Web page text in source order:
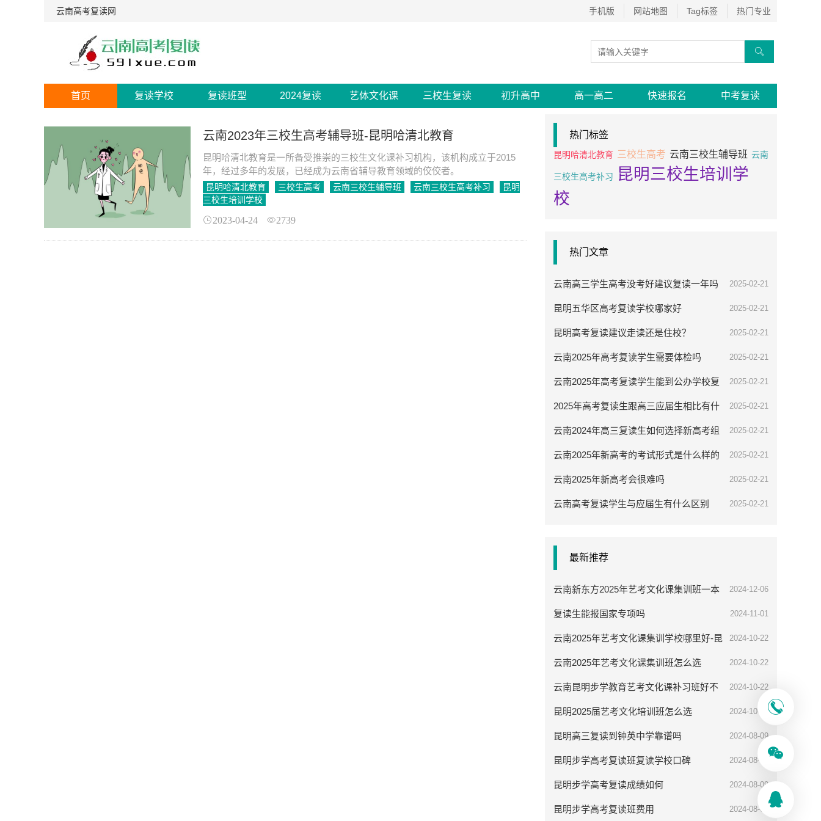
云南高考复读网 手机版 网站地图 Tag标签 热门专业

首页 复读学校 复读班型 2024复读 艺体文化课 三校生复读 初升高中 高一高二 快速报名 中考复读
云南2023年三校生高考辅导班-昆明哈清北教育
昆明哈清北教育是一所备受推崇的三校生文化课补习机构，该机构成立于2015
年，经过多年的发展，已经成为云南省辅导教育领域的佼佼者。
昆明哈清北教育 三校生高考 云南三校生辅导班 云南三校生高考补习
昆明
三校生培训学校
2023-04-24 2739
热门标签
昆明哈清北教育 三校生高考 云南三校生辅导班 云南
三校生高考补习
昆明三校生培训学
校
热门文章
云南高三学生高考没考好建议复读一年吗 2025-02-21
昆明五华区高考复读学校哪家好 2025-02-21
昆明高考复读建议走读还是住校？ 2025-02-21
云南2025年高考复读学生需要体检吗 2025-02-21
云南2025年高考复读学生能到公办学校复
读吗
2025-02-21
2025年高考复读生跟高三应届生相比有什
么优势
2025-02-21
云南2024年高三复读生如何选择新高考组
合
2025-02-21
云南2025年新高考的考试形式是什么样的 2025-02-21
云南2025年新高考会很难吗 2025-02-21
云南高考复读学生与应届生有什么区别 2025-02-21
最新推荐
云南新东方2025年艺考文化课集训班一本
率高吗
2024-12-06
复读生能报国家专项吗 2024-11-01
云南2025年艺考文化课集训学校哪里好-昆
明步学教育
2024-10-22
云南2025年艺考文化课集训班怎么选 2024-10-22
云南昆明步学教育艺考文化课补习班好不
好
2024-10-22
昆明2025届艺考文化培训班怎么选 2024-10-08
昆明高三复读到钟英中学靠谱吗 2024-08-09
昆明步学高考复读班复读学校口碑 2024-08-09
昆明步学高考复读成绩如何 2024-08-09
昆明步学高考复读班费用 2024-08-09